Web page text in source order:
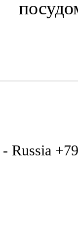
Russia